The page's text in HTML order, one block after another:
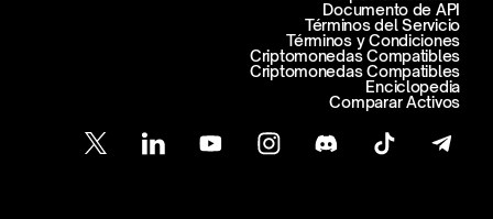
Documento de API
Términos del Servicio
Términos y Condiciones
Criptomonedas Compatibles
Criptomonedas Compatibles
Enciclopedia
Comparar Activos